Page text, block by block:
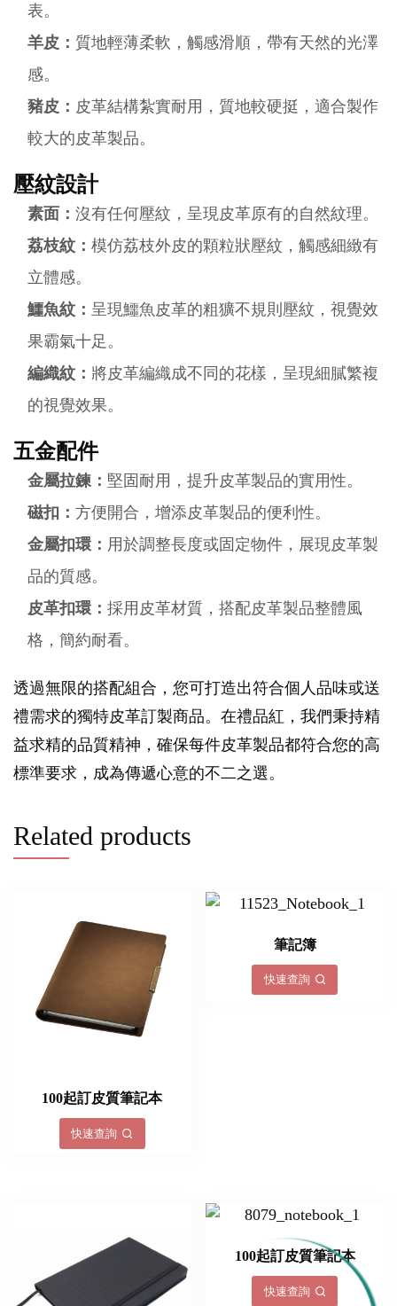
表。
羊皮： 質地輕薄柔軟，觸感滑順，帶有天然的光澤
感。
豬皮： 皮革結構紮實耐用，質地較硬挺，適合製作
較大的皮革製品。
壓紋設計
素面： 沒有任何壓紋，呈現皮革原有的自然紋理。
荔枝紋： 模仿荔枝外皮的顆粒狀壓紋，觸感細緻有
立體感。
鱷魚紋： 呈現鱷魚皮革的粗獷不規則壓紋，視覺效
果霸氣十足。
編織紋： 將皮革編織成不同的花樣，呈現細膩繁複
的視覺效果。
五金配件
金屬拉鍊： 堅固耐用，提升皮革製品的實用性。
磁扣： 方便開合，增添皮革製品的便利性。
金屬扣環： 用於調整長度或固定物件，展現皮革製
品的質感。
皮革扣環： 採用皮革材質，搭配皮革製品整體風
格，簡約耐看。
透過無限的搭配組合，您可打造出符合個人品味或送
禮需求的獨特皮革訂製商品。在禮品紅，我們秉持精
益求精的品質精神，確保每件皮革製品都符合您的高
標準要求，成為傳遞心意的不二之選。
Related products
100起訂皮質筆記本
快速查詢
筆記簿
快速查詢
100起訂皮質筆記本
快速查詢